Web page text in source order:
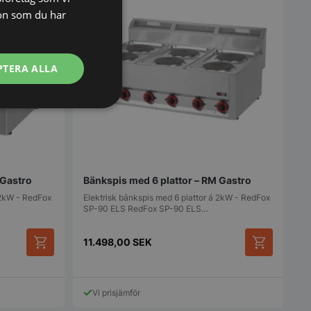
- RedFox
Bänkspis med 6 plattor – RM Gastro
Elektrisk bänkspis med 6 plattor á 2kW - RedFox
SP-90 ELS RedFox SP-90 ELS…
11.498,00 SEK
Vi prisjämför
som du har
ALLA
kan inte